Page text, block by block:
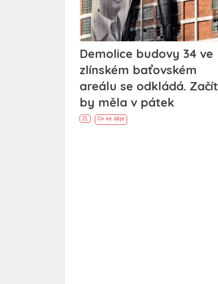
Demolice budovy 34 ve
zlínském baťovském
areálu se odkládá. Začít
by měla v pátek
ZL Co se děje